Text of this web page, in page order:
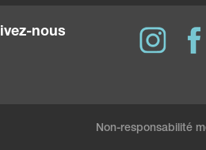
nous
Non-responsabilité